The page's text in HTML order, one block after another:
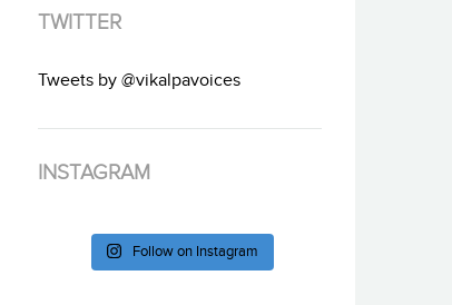
TWITTER
Tweets by @vikalpavoices
INSTAGRAM
Follow on Instagram